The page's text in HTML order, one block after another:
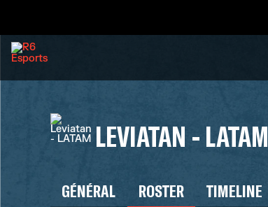
LEVIATAN - LATAM
GÉNÉRAL ROSTER TIMELINE